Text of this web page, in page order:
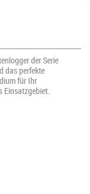
der Serie
das perfekte
für Ihr
Einsatzgebiet.